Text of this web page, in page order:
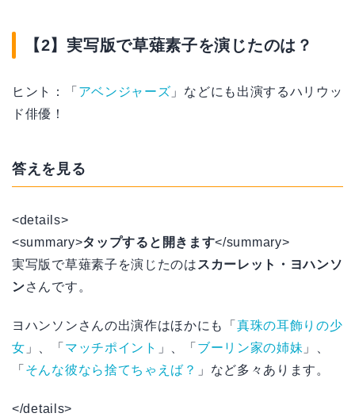
【2】実写版で草薙素子を演じたのは？
ヒント：「 アベンジャーズ 」などにも出演するハリウッ
ド俳優！
答えを見る
<details>
<summary>タップすると開きます</summary>
実写版で草薙素子を演じたのは スカーレット・ヨハンソ
ンさんです。
ヨハンソンさんの出演作はほかにも「 真珠の耳飾りの少
女 」、「 マッチポイント 」、「 ブーリン家の姉妹 」、
「 そんな彼なら捨てちゃえば？ 」など多々あります。
</details>